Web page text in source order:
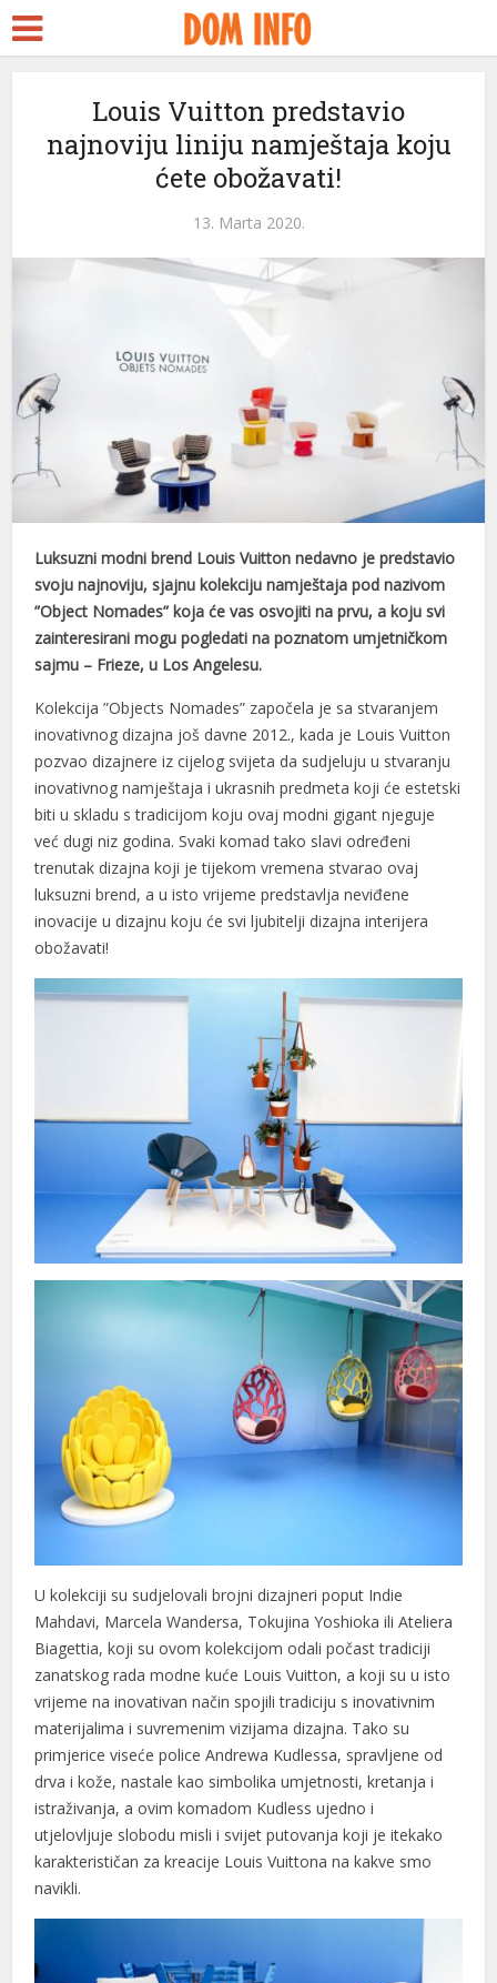
Louis Vuitton predstavio
najnoviju liniju namještaja koju
ćete obožavati!
13. Marta 2020.
Luksuzni modni brend Louis Vuitton nedavno je predstavio
svoju najnoviju, sjajnu kolekciju namještaja pod nazivom
”Object Nomades” koja će vas osvojiti na prvu, a koju svi
zainteresirani mogu pogledati na poznatom umjetničkom
sajmu – Frieze, u Los Angelesu.
Kolekcija ”Objects Nomades” započela je sa stvaranjem
inovativnog dizajna još davne 2012., kada je Louis Vuitton
pozvao dizajnere iz cijelog svijeta da sudjeluju u stvaranju
inovativnog namještaja i ukrasnih predmeta koji će estetski
biti u skladu s tradicijom koju ovaj modni gigant njeguje
već dugi niz godina. Svaki komad tako slavi određeni
trenutak dizajna koji je tijekom vremena stvarao ovaj
luksuzni brend, a u isto vrijeme predstavlja neviđene
inovacije u dizajnu koju će svi ljubitelji dizajna interijera
obožavati!
U kolekciji su sudjelovali brojni dizajneri poput Indie
Mahdavi, Marcela Wandersa, Tokujina Yoshioka ili Ateliera
Biagettia, koji su ovom kolekcijom odali počast tradiciji
zanatskog rada modne kuće Louis Vuitton, a koji su u isto
vrijeme na inovativan način spojili tradiciju s inovativnim
materijalima i suvremenim vizijama dizajna. Tako su
primjerice viseće police Andrewa Kudlessa, spravljene od
drva i kože, nastale kao simbolika umjetnosti, kretanja i
istraživanja, a ovim komadom Kudless ujedno i
utjelovljuje slobodu misli i svijet putovanja koji je itekako
karakterističan za kreacije Louis Vuittona na kakve smo
navikli.